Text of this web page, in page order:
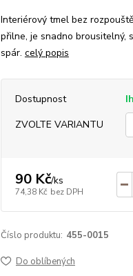
Interiérový tmel bez
přilne, je snadno brousitelný,
spár. celý popis
Dostupnost
ZVOLTE VARIANTU
90 Kč/ks
74,38 Kč bez DPH
Číslo produktu: 455-0015
Do oblíbených